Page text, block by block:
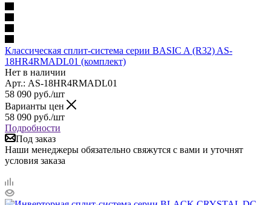
Классическая сплит-система серии BASIC A (R32) AS-
18HR4RMADL01 (комплект)
Нет в наличии
Арт.: AS-18HR4RMADL01
58 090 руб./шт
Варианты цен
58 090 руб./шт
Подробности
Под заказ
Наши менеджеры обязательно свяжутся с вами и уточнят
условия заказа